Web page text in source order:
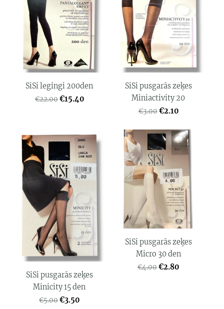
SiSi legingi 200den
€22.00€15.40
SiSi pusgarās zeķes
Miniactivity 20
€3.00€2.10
SiSi pusgarās zeķes
Minicity 15 den
€5.00€3.50
SiSi pusgarās zeķes
Micro 30 den
€4.00€2.80